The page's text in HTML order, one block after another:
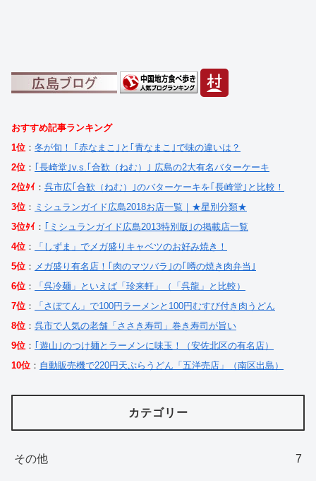
おすすめ記事ランキング
1位 ： 冬が旬！ ｢赤なまこ｣と｢青なまこ｣で味の違いは？
2位 ： ｢長崎堂｣v.s.｢合歓（ねむ）｣ 広島の2大有名バターケーキ
2位ﾀｲ ： 呉市広｢合歓（ねむ）｣のバターケーキを｢長崎堂｣と比較！
3位 ： ミシュランガイド広島2018お店一覧｜★星別分類★
3位ﾀｲ ： ｢ミシュランガイド広島2013特別版｣の掲載店一覧
4位 ：
「しずま」でメガ盛りキャベツのお好み焼き！
5位 ： メガ盛り有名店！｢肉のマツバラ｣の｢噂の焼き肉弁当｣
6位 ：
「呉冷麺」といえば「珍来軒」（「呉龍」と比較）
7位 ：
「さぼてん」で100円ラーメンと100円むすび付き肉うどん
8位 ： 呉市で人気の老舗「ささき寿司」巻き寿司が旨い
9位 ： ｢遊山｣のつけ麺とラーメンに味玉！（安佐北区の有名店）
10位 ： 自動販売機で220円天ぷらうどん「五洋売店」（南区出島）
カテゴリー
その他 7